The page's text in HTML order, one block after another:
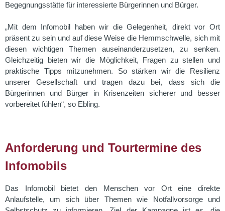
Begegnungsstätte für interessierte Bürgerinnen und Bürger.
„Mit dem Infomobil haben wir die Gelegenheit, direkt vor Ort
präsent zu sein und auf diese Weise die Hemmschwelle, sich mit
diesen wichtigen Themen auseinanderzusetzen, zu senken.
Gleichzeitig bieten wir die Möglichkeit, Fragen zu stellen und
praktische Tipps mitzunehmen. So stärken wir die Resilienz
unserer Gesellschaft und tragen dazu bei, dass sich die
Bürgerinnen und Bürger in Krisenzeiten sicherer und besser
vorbereitet fühlen“, so Ebling.
Anforderung und Tourtermine des
Infomobils
Das Infomobil bietet den Menschen vor Ort eine direkte
Anlaufstelle, um sich über Themen wie Notfallvorsorge und